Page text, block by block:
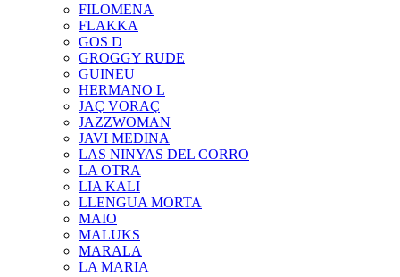
FILOMENA
FLAKKA
GOS D
GROGGY RUDE
GUINEU
HERMANO L
JAÇ VORAÇ
JAZZWOMAN
JAVI MEDINA
LAS NINYAS DEL CORRO
LA OTRA
LIA KALI
LLENGUA MORTA
MAIO
MALUKS
MARALA
LA MARIA